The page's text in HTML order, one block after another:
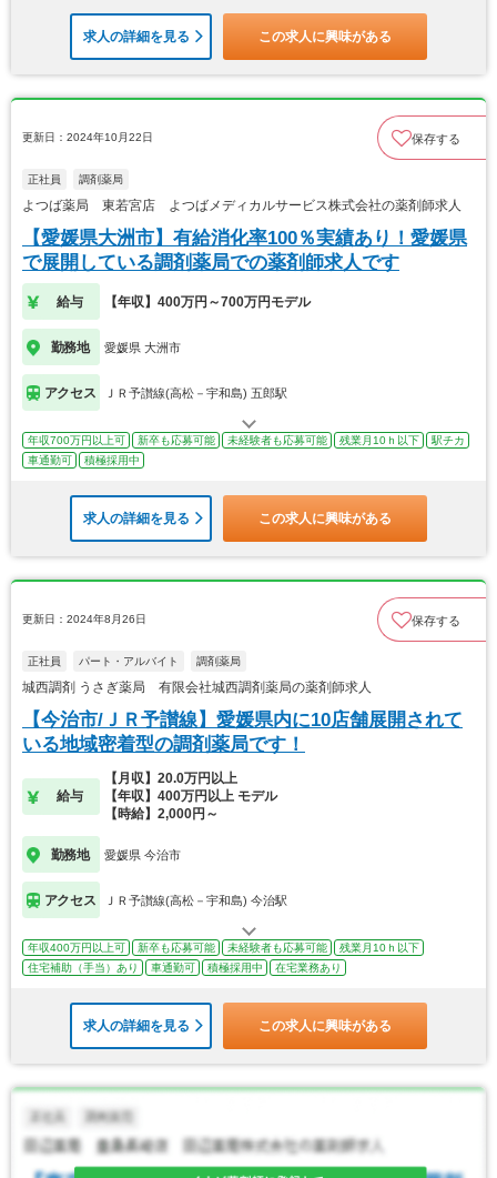
求人の詳細を見る この求人に興味がある
更新日：2024年10月22日 保存する
正社員 調剤薬局
よつば薬局 東若宮店 よつばメディカルサービス株式会社の薬剤師求人
【愛媛県大洲市】有給消化率100％実績あり！愛媛県
で展開している調剤薬局での薬剤師求人です
給与 【年収】400万円～700万円モデル
勤務地 愛媛県 大洲市
アクセス ＪＲ予讃線(高松－宇和島) 五郎駅
年収700万円以上可 新卒も応募可能 未経験者も応募可能 残業月10ｈ以下
駅チカ
車通勤可
積極採用中
求人の詳細を見る この求人に興味がある
更新日：2024年8月26日 保存する
正社員 パート・アルバイト 調剤薬局
城西調剤 うさぎ薬局 有限会社城西調剤薬局の薬剤師求人
【今治市/ＪＲ予讃線】愛媛県内に10店舗展開されて
いる地域密着型の調剤薬局です！
給与
【月収】20.0万円以上
【年収】400万円以上 モデル
【時給】2,000円～
勤務地 愛媛県 今治市
アクセス ＪＲ予讃線(高松－宇和島) 今治駅
年収400万円以上可 新卒も応募可能 未経験者も応募可能
残業月10ｈ以下
住宅補助（手当）あり
車通勤可 積極採用中 在宅業務あり
求人の詳細を見る この求人に興味がある